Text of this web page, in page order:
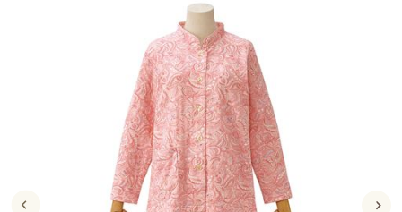
ジュニア・ティーンズ下着
キッチン・雑貨・日用品
寝具・インテリア・家具
寝具・インテリア・家具通販すべて
美容・健康通販すべて
美容・健康・サプリメント
制服・スクール
制服・スクールすべて
キッチン・雑貨・日用品
寝具・インテリア・家具通販すべて
カーテン・ラグ・ファブリック
美容・健康通販すべて
美容・健康・サプリメント
制服・スクールすべて
大きいサイズ通販すべて